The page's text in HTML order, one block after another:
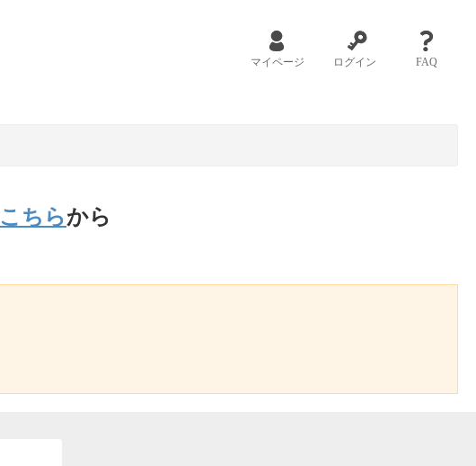
マイページ ログイン FAQ
こちらから